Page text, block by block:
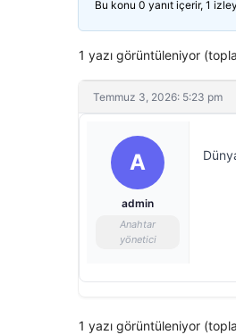
Bu konu 0 yanıt içerir, 1
1 yazı görüntüleniyor
Temmuz 3, 2026: 5:23 pm
A
admin
Anahtar
yönetici
1 yazı görüntüleniyor